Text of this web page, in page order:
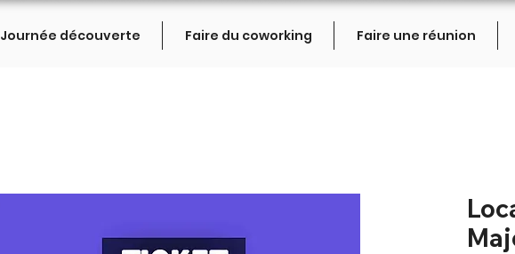
Journée découverte Faire du coworking Faire une réunion